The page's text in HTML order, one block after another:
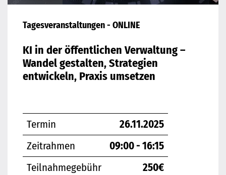
Tagesveranstaltungen - ONLINE
KI in der öffentlichen Verwaltung –
Wandel gestalten, Strategien
entwickeln, Praxis umsetzen
Termin
26.11.2025
Zeitrahmen
09:00 - 16:15
Teilnahmegebühr
250€